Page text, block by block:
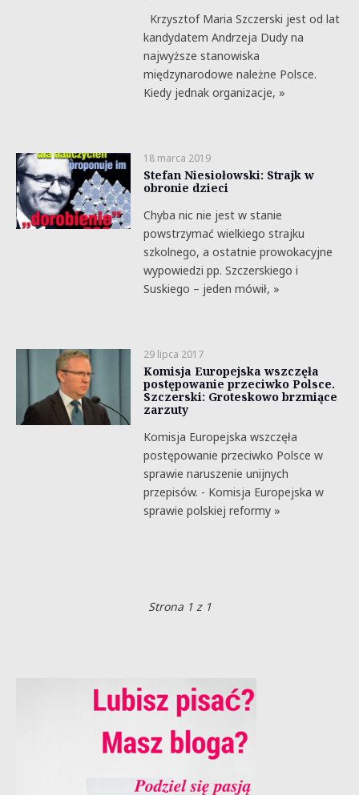
Krzysztof Maria Szczerski jest od lat
kandydatem Andrzeja Dudy na
najwyższe stanowiska
międzynarodowe należne Polsce.
Kiedy jednak organizacje, »
18 marca 2019
Stefan Niesiołowski: Strajk w
obronie dzieci
Chyba nic nie jest w stanie
powstrzymać wielkiego strajku
szkolnego, a ostatnie prowokacyjne
wypowiedzi pp. Szczerskiego i
Suskiego – jeden mówił, »
29 lipca 2017
Komisja Europejska wszczęła
postępowanie przeciwko Polsce.
Szczerski: Groteskowo brzmiące
zarzuty
Komisja Europejska wszczęła
postępowanie przeciwko Polsce w
sprawie naruszenie unijnych
przepisów. - Komisja Europejska w
sprawie polskiej reformy »
Strona 1 z 1